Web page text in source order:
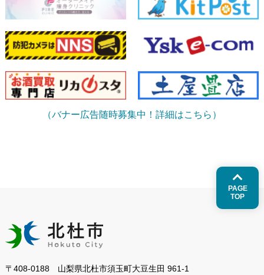
（バナー広告随時募集中！詳細はこちら）
PAGE
TOP
〒408-0188 山梨県北杜市須玉町大豆生田 961-1